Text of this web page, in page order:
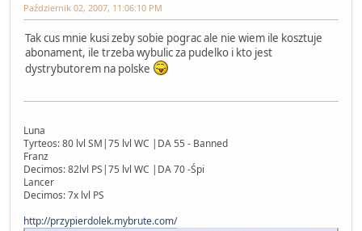
Październik 02, 2007, 11:06:10 PM
Tak cus mnie kusi zeby sobie pograc ale nie wiem ile kosztuje
abonament, ile trzeba wybulic za pudelko i kto jest
dystrybutorem na polske
Luna
Tyrteos: 80 lvl SM|75 lvl WC |DA 55 - Banned
Franz
Decimos: 82lvl PS|75 lvl WC |DA 70 -Śpi
Lancer
Decimos: 7x lvl PS
http://przypierdolek.mybrute.com/